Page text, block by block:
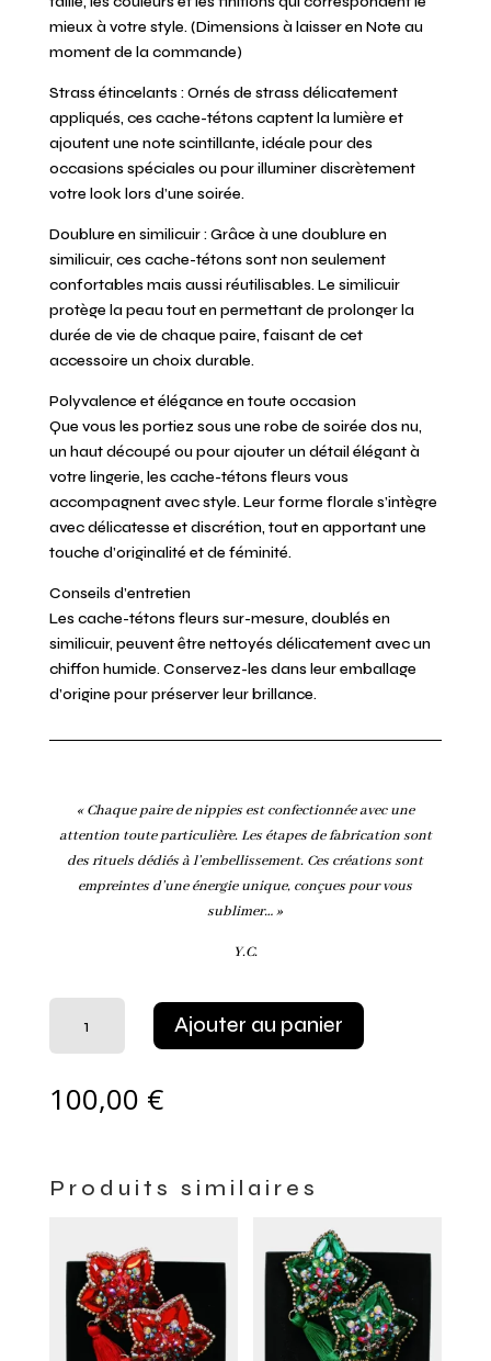
mieux à votre style. (Dimensions à laisser en Note au
moment de la commande)
Strass étincelants : Ornés de strass délicatement
appliqués, ces cache-tétons captent la lumière et
ajoutent une note scintillante, idéale pour des
occasions spéciales ou pour illuminer discrètement
votre look lors d’une soirée.
Doublure en similicuir : Grâce à une doublure en
similicuir, ces cache-tétons sont non seulement
confortables mais aussi réutilisables. Le similicuir
protège la peau tout en permettant de prolonger la
durée de vie de chaque paire, faisant de cet
accessoire un choix durable.
Polyvalence et élégance en toute occasion
Que vous les portiez sous une robe de soirée dos nu,
un haut découpé ou pour ajouter un détail élégant à
votre lingerie, les cache-tétons fleurs vous
accompagnent avec style. Leur forme florale s’intègre
avec délicatesse et discrétion, tout en apportant une
touche d’originalité et de féminité.
Conseils d’entretien
Les cache-tétons fleurs sur-mesure, doublés en
similicuir, peuvent être nettoyés délicatement avec un
chiffon humide. Conservez-les dans leur emballage
d’origine pour préserver leur brillance.
« Chaque paire de nippies est confectionnée avec une
attention toute particulière. Les étapes de fabrication sont
des rituels dédiés à l’embellissement. Ces créations sont
empreintes d’une énergie unique, conçues pour vous
sublimer… »
Y.C.
Cache-
tétons
Flowers
Ajouter au panier
100,00 €
Produits similaires